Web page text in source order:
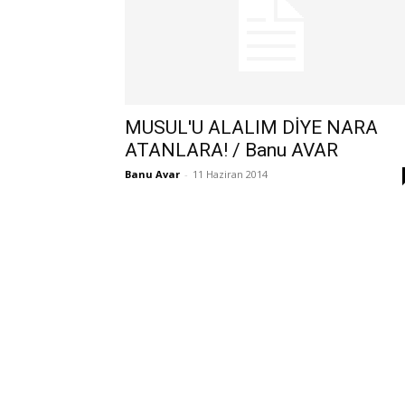
MUSUL'U ALALIM DİYE NARA
ATANLARA! / Banu AVAR
Banu Avar - 11 Haziran 2014